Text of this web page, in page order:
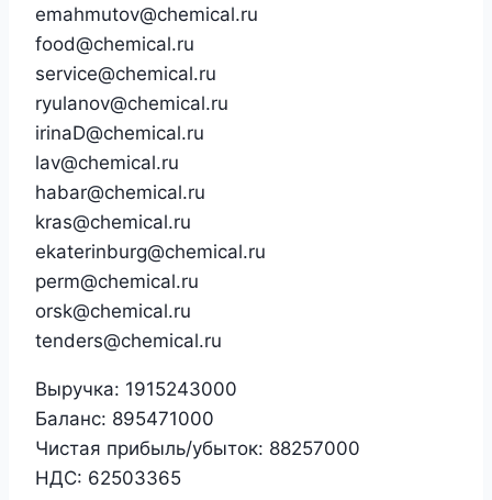
emahmutov@chemical.ru
food@chemical.ru
service@chemical.ru
ryulanov@chemical.ru
irinaD@chemical.ru
lav@chemical.ru
habar@chemical.ru
kras@chemical.ru
ekaterinburg@chemical.ru
perm@chemical.ru
orsk@chemical.ru
tenders@chemical.ru
Выручка: 1915243000
Баланс: 895471000
Чистая прибыль/убыток: 88257000
НДС: 62503365